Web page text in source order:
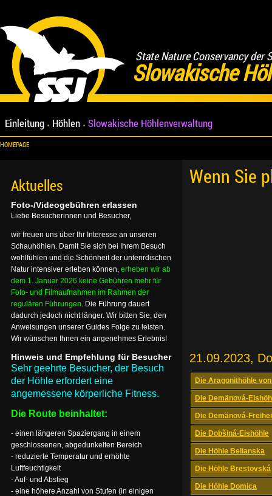
State Nature Conservancy der
Slowakische
Einleitung Höhlen Slowakische Höhlenverwaltung
HOMEPAGE
Wenn Sie
21.09.2023,
Die Aragonithöhle
Die Demänová-
Die Demänová-
Die Dobšiná-Eishöhle
Die Höhle Belianska
Die Höhle Brestovská
Die Höhle Domica
Aktuelles
Foto-/Videogebühren erlassen
Liebe Besucherinnen und Besucher,
wir freuen uns über Ihr Interesse an unseren
Schauhöhlen. Damit Sie sich bei Ihrem Besuch
wohlfühlen und die Schönheit der unterirdischen
Natur intensiver erleben können, erheben wir ab
dem 1. Januar 2026 keine Gebühren mehr für
Foto- und Filmaufnahmen im Rahmen der
regulären Führungen. Die Führung dauert
dadurch jedoch nicht länger. Wir bitten Sie, den
Anweisungen unserer Guides Folge zu leisten.
Wir wünschen Ihnen ein angenehmes Erlebnis!
Hinweis und Empfehlung für Besucher
Sehr geehrte Besucher, der Besuch
der Höhle erfordert eine
angemessene körperliche Fitness.
Die Route beinhaltet:
- einen längeren Spaziergang in einem
geschlossenen, abgedunkelten Bereich
- reduzierte Temperatur und erhöhte
Luftfeuchtigkeit
- Auf- und Abstieg
- eine höhere Anzahl von Stufen (in einigen